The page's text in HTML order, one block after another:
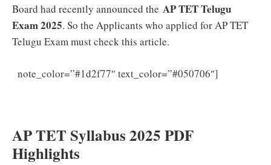
Board had recently announced the AP TET Telugu
Exam 2025. So the Applicants who applied for AP TET
Telugu Exam must check this article.
note_color=”#1d2f77″ text_color=”#050706″]
AP TET Syllabus 2025 PDF
Highlights